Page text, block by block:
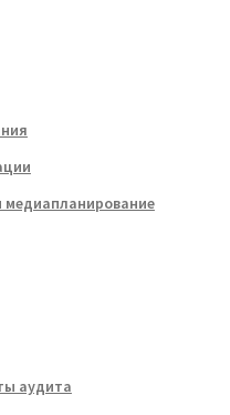
медиапланирование
аудита